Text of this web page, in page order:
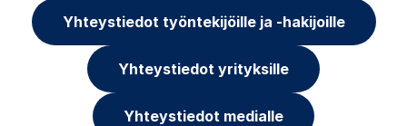
Yhteystiedot työntekijöille ja -hakijoille
Yhteystiedot yrityksille
Yhteystiedot medialle